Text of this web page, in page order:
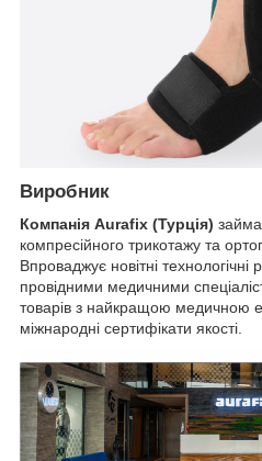
Виробник
Компанія Aurafix (Турція)
компресійного трикотажу та
Впроваджує новітні
провідними медичними
товарів з найкращою медичною
міжнародні сертифікати якості.